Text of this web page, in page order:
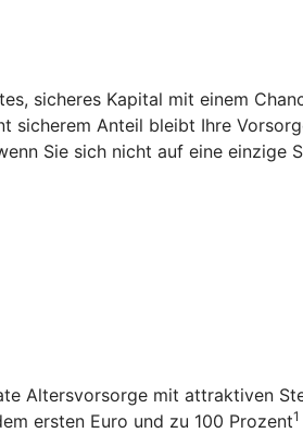
sicheres Kapital mit einem
sicherem Anteil bleibt Ihre
Sie sich nicht auf eine einzige
Altersvorsorge mit attraktiven
ersten Euro und zu 100 Prozent1